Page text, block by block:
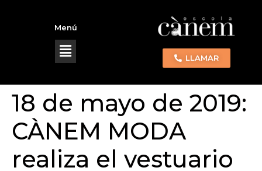
Menú
LLAMAR
18 de mayo de 2019:
CÀNEM MODA
realiza el vestuario